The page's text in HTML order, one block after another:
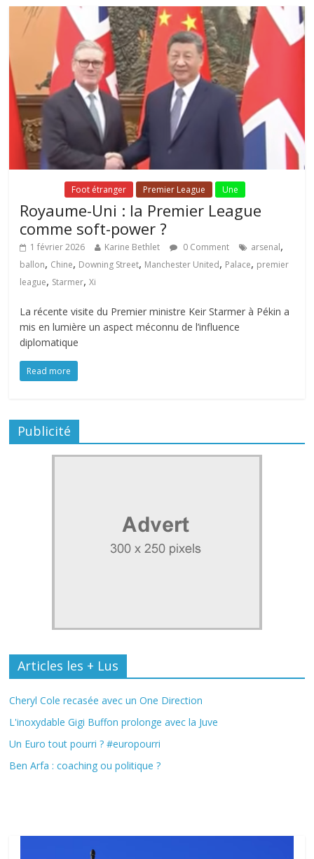
Foot étranger Premier League Une
Royaume-Uni : la Premier League
comme soft-power ?
1 février 2026 Karine Bethlet 0 Comment arsenal,
ballon, Chine, Downing Street, Manchester United, Palace, premier
league, Starmer,Xi
La récente visite du Premier ministre Keir Starmer à Pékin a
mis en lumière un aspect méconnu de l’influence
diplomatique
Read more
Publicité
Articles les + Lus
Cheryl Cole recasée avec un One Direction
L'inoxydable Gigi Buffon prolonge avec la Juve
Un Euro tout pourri ? #europourri
Ben Arfa : coaching ou politique ?